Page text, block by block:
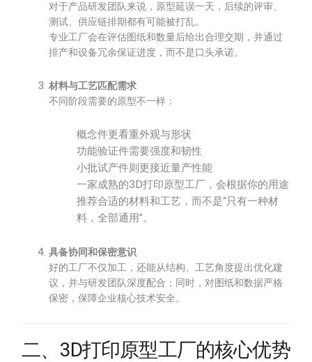
对于产品研发团队来说，原型延误一天，后续的评审、
测试、供应链排期都有可能被打乱。
专业工厂会在评估图纸和数量后给出合理交期，并通过
排产和设备冗余保证进度，而不是口头承诺。
材料与工艺匹配需求
不同阶段需要的原型不一样：
概念件更看重外观与形状
功能验证件需要强度和韧性
小批试产件则更接近量产性能
一家成熟的3D打印原型工厂，会根据你的用途
推荐合适的材料和工艺，而不是“只有一种材
料，全部通用”。
具备协同和保密意识
好的工厂不仅加工，还能从结构、工艺角度提出优化建
议，并与研发团队深度配合；同时，对图纸和数据严格
保密，保障企业核心技术安全。
二、3D打印原型工厂的核心优势